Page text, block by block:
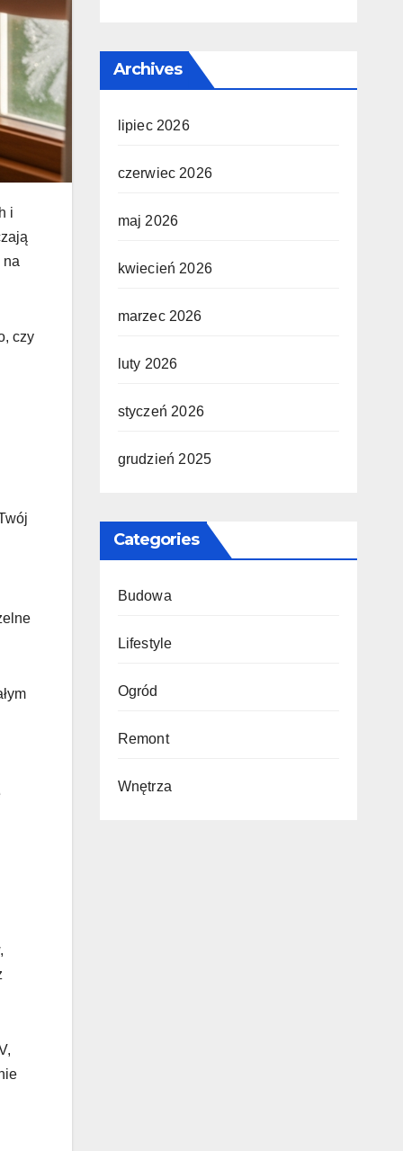
i
na
czy
Archives
lipiec 2026
czerwiec 2026
maj 2026
kwiecień 2026
marzec 2026
luty 2026
styczeń 2026
grudzień 2025
Categories
Budowa
Lifestyle
Ogród
Remont
Wnętrza